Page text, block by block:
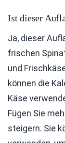
Ist dieser
Ja, dieser
frischen
und
können die
Käse
Fügen Sie
steigern. Sie